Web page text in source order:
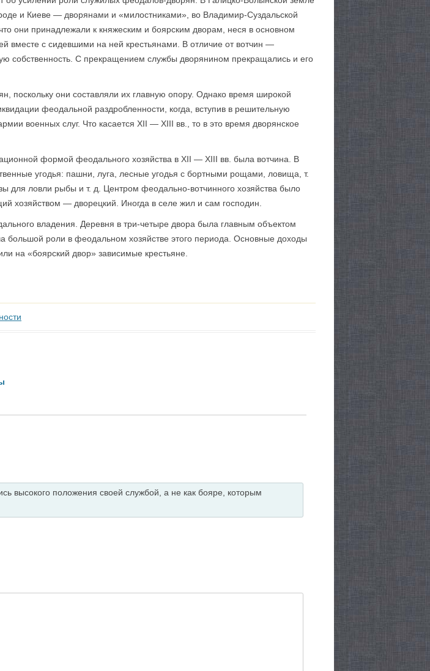
и Киеве — дворянами и «милостниками», во Владимир-Суздальской
они принадлежали к княжеским и боярским дворам, неся в основном
вместе с сидевшими на ней крестьянами. В отличие от вотчин —
собственность. С прекращением службы дворянином прекращались и его
поскольку они составляли их главную опору. Однако время широкой
феодальной раздробленности, когда, вступив в решительную
военных слуг. Что касается XII — XIII вв., то в это время дворянское
формой феодального хозяйства в XII — XIII вв. была вотчина. В
угодья: пашни, луга, лесные угодья с бортными рощами, ловища, т.
для ловли рыбы и т. д. Центром феодально-вотчинного хозяйства было
хозяйством — дворецкий. Иногда в селе жил и сам господин.
владения. Деревня в три-четыре двора была главным объектом
большой роли в феодальном хозяйстве этого периода. Основные доходы
на «боярский двор» зависимые крестьяне.
высокого положения своей службой, а не как бояре, которым